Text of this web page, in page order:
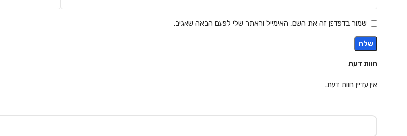
חוות דעת
אין עדיין חוות דעת.
שמור בדפדפן זה את השם, האימייל והאתר שלי לפעם הבאה שאגיב.